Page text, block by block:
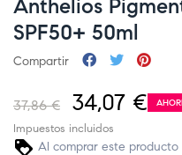
Anthelios
SPF50+ 50ml
Compartir
37,86 € 34,07 €
Impuestos incluidos
Al comprar este